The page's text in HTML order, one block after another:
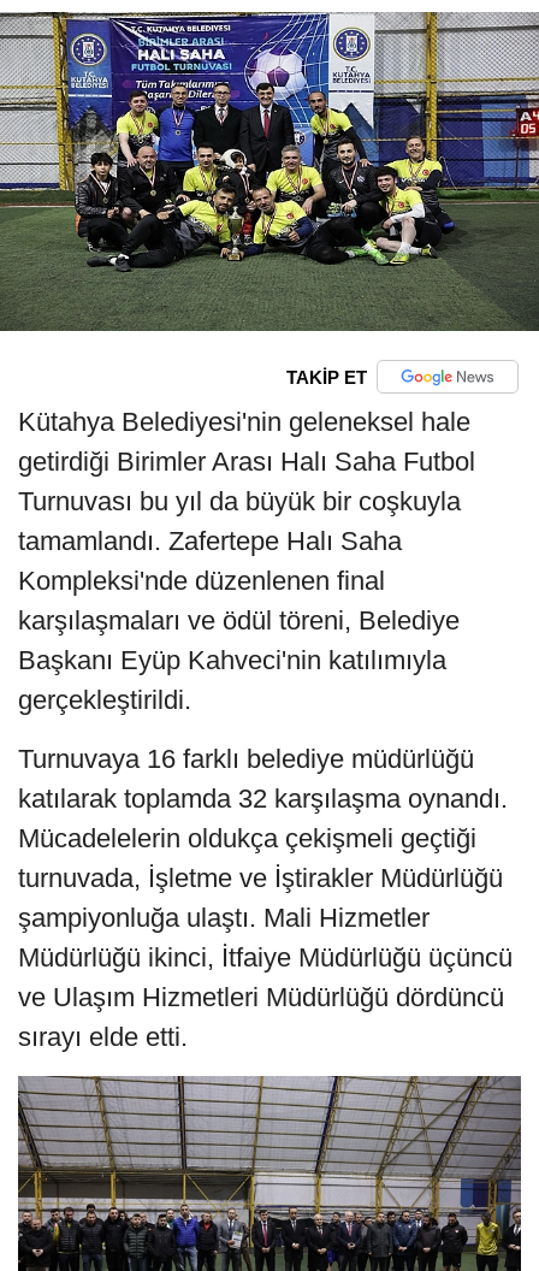
TAKİP ET
Kütahya Belediyesi'nin geleneksel hale
getirdiği Birimler Arası Halı Saha Futbol
Turnuvası bu yıl da büyük bir coşkuyla
tamamlandı. Zafertepe Halı Saha
Kompleksi'nde düzenlenen final
karşılaşmaları ve ödül töreni, Belediye
Başkanı Eyüp Kahveci'nin katılımıyla
gerçekleştirildi.
Turnuvaya 16 farklı belediye müdürlüğü
katılarak toplamda 32 karşılaşma oynandı.
Mücadelelerin oldukça çekişmeli geçtiği
turnuvada, İşletme ve İştirakler Müdürlüğü
şampiyonluğa ulaştı. Mali Hizmetler
Müdürlüğü ikinci, İtfaiye Müdürlüğü üçüncü
ve Ulaşım Hizmetleri Müdürlüğü dördüncü
sırayı elde etti.